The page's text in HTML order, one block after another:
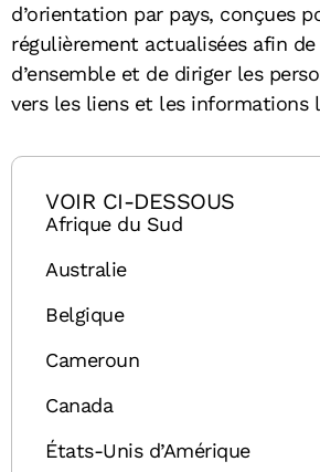
d’orientation par pays, conçues
régulièrement actualisées afin
d’ensemble et de diriger les
vers les liens et les informations
VOIR CI-DESSOUS
Afrique du Sud
Australie
Belgique
Cameroun
Canada
États-Unis d’Amérique